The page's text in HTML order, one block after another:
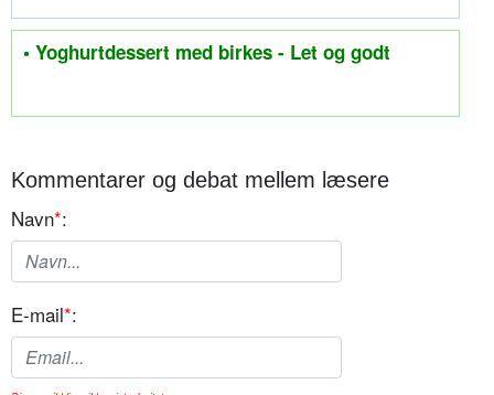
• Yoghurtdessert med birkes - Let og godt
Kommentarer og debat mellem læsere
Navn*:
E-mail*: